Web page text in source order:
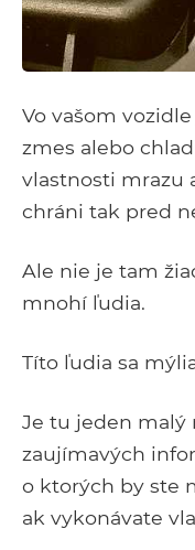
Vo vašom
zmes alebo
vlastnosti mrazu
chráni tak pred
Ale nie je tam
mnohí ľudia.
Títo ľudia sa
Je tu jeden malý
zaujímavých
o ktorých by ste
ak vykonávate